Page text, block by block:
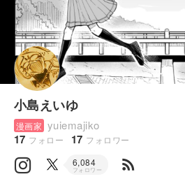
小島えいゆ
漫画家 yuiemajiko
17 フォロー 17 フォロワー
6,084
フォロワー rss_feed